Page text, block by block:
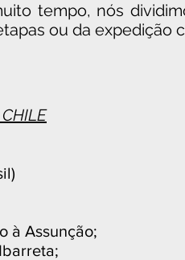
tempo, nós
ou da expedição
à Assunção;